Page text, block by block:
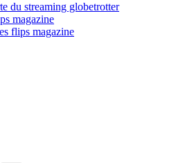
du streaming globetrotter
magazine
flips magazine